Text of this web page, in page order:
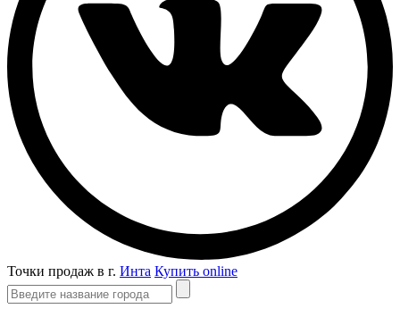
Точки продаж в г. Инта Купить online